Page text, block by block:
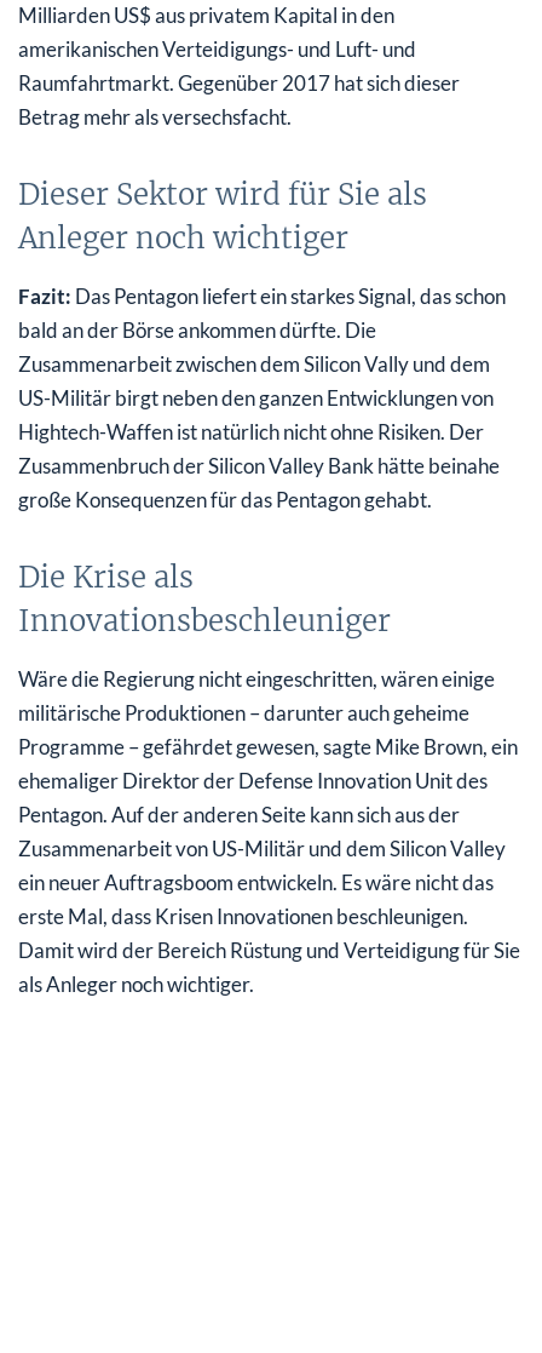
Milliarden US$ aus privatem Kapital in den
amerikanischen Verteidigungs- und Luft- und
Raumfahrtmarkt. Gegenüber 2017 hat sich dieser
Betrag mehr als versechsfacht.
Dieser Sektor wird für Sie als
Anleger noch wichtiger
Fazit: Das Pentagon liefert ein starkes Signal, das schon
bald an der Börse ankommen dürfte. Die
Zusammenarbeit zwischen dem Silicon Vally und dem
US-Militär birgt neben den ganzen Entwicklungen von
Hightech-Waffen ist natürlich nicht ohne Risiken. Der
Zusammenbruch der Silicon Valley Bank hätte beinahe
große Konsequenzen für das Pentagon gehabt.
Die Krise als
Innovationsbeschleuniger
Wäre die Regierung nicht eingeschritten, wären einige
militärische Produktionen – darunter auch geheime
Programme – gefährdet gewesen, sagte Mike Brown, ein
ehemaliger Direktor der Defense Innovation Unit des
Pentagon. Auf der anderen Seite kann sich aus der
Zusammenarbeit von US-Militär und dem Silicon Valley
ein neuer Auftragsboom entwickeln. Es wäre nicht das
erste Mal, dass Krisen Innovationen beschleunigen.
Damit wird der Bereich Rüstung und Verteidigung für Sie
als Anleger noch wichtiger.